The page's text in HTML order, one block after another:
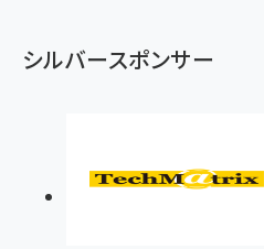
シルバースポンサー